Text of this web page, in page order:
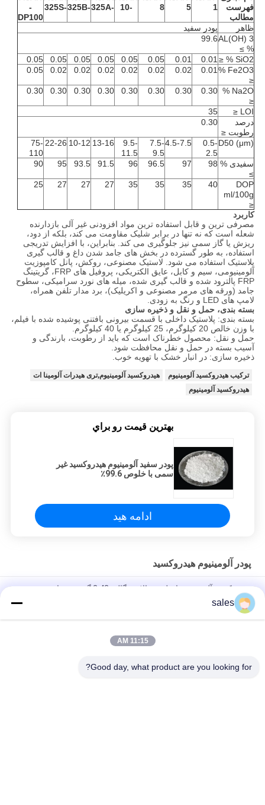
فهرست
مطالب
1
5
8
-10
-325A
-325B
-325S
-
DP100
ظاهر
پودر سفید
AL(OH) 3
% ≥
99.6
SiO2 % ≤
0.01
0.01
0.05
0.05
0.05
0.05
0.05
0.05
Fe2O3 %
≤
0.01
0.02
0.02
0.02
0.02
0.02
0.02
0.05
Na2O %
≤
0.30
0.30
0.30
0.30
0.30
0.30
0.30
0.30
LOI ≤
35
درصد
رطوبت ≤
0.30
D50 (μm)
0.5-
2.5
4.5-7.5
7.5-
9.5
9.5-
11.5
13-16
10-12
22-26
75-
110
سفیدی %
≥
98
97
96.5
96
91.5
93.5
95
90
DOP
ml/100g
≤
40
35
35
35
27
27
27
25
کاربرد
مصرفی ترین و قابل استفاده ترین مواد افزودنی غیر آلی بازدارنده
شعله است که نه تنها در برابر شلیک مقاومت می کند، بلکه از دود،
ریزش یا گاز سمی نیز جلوگیری می کند. بنابراین، با افزایش تدریجی
استفاده، به طور گسترده در بخش های جامد شدن داغ و قالب گیری
پلاستیک استفاده می شود. لاستیک مصنوعی، روکش، پانل کامپوزیت
آلومینیومی، سیم و کابل، عایق الکتریکی، پروفیل های FRP، گریتینگ
FRP پالترود شده و قالب گیری شده، میله های نورد سرامیکی، سطوح
جامد (ورقه های مرمر مصنوعی و اکریلیک)، برد مدار تلفن همراه،
لامپ های LED و رنگ به زودی.
بسته بندی، حمل و نقل و ذخیره سازی
بسته بندی: پلاستیک داخلی با قسمت بیرونی بافتنی پوشیده شده با فیلم،
با وزن خالص 20 کیلوگرم، 25 کیلوگرم یا 40 کیلوگرم.
حمل و نقل: محصول خطرناک است که باید از رطوبت، بارندگی و
آسیب بسته در حمل و نقل محافظت شود.
ذخیره سازی: در انبار خشک با تهویه خوب.
ترکیب هیدروکسید آلومینیوم
هیدروکسید آلومینیوم,تری هیدرات آلومینا ات
هیدروکسید آلومینیوم
بهترين قيمت رو براي
پودر سفید آلومینیوم هیدروکسید غیر
سمی با خلوص 99.6٪
ادامه هید
پودر آلومینیوم هیدروکسید
هیدروکسید آلومینیوم با خلوص بالا و چگالی 2.42 گرم بر سانتی‌متر
مکعب مورد استفاده به عنوان پرکننده در پلاستیک، لاستیک و پوشش‌ها
پاکسازی بالا CAS 21645-51-2 آلومینیوم هیدروکسید Al ((OH) 3 ضد
sales
11:15 AM
Good day, what product are you looking for?